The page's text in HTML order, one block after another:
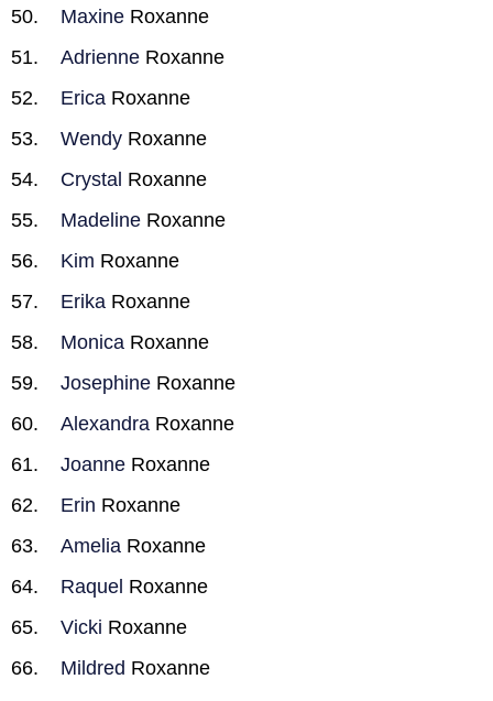
Maxine Roxanne
Adrienne Roxanne
Erica Roxanne
Wendy Roxanne
Crystal Roxanne
Madeline Roxanne
Kim Roxanne
Erika Roxanne
Monica Roxanne
Josephine Roxanne
Alexandra Roxanne
Joanne Roxanne
Erin Roxanne
Amelia Roxanne
Raquel Roxanne
Vicki Roxanne
Mildred Roxanne